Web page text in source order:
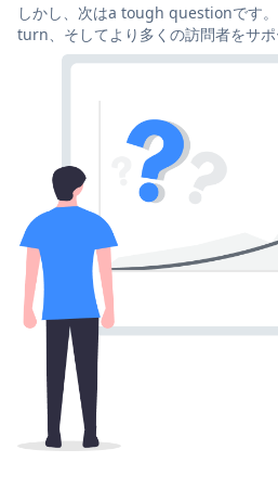
しかし、次はa tough questionです
turn、そしてより多くの訪問者をサ